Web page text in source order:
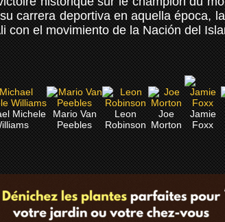
carrera deportiva en aquella época,
con el movimiento de la Nación del
Michele
Mario Van
Peebles
Leon
Robinson
Joe
Morton
Jamie
Foxx